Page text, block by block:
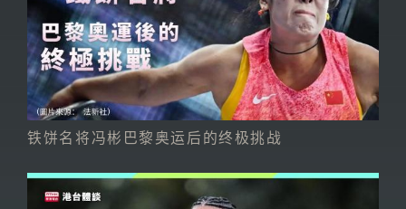
铁饼名将冯彬巴黎奥运后的终极挑战